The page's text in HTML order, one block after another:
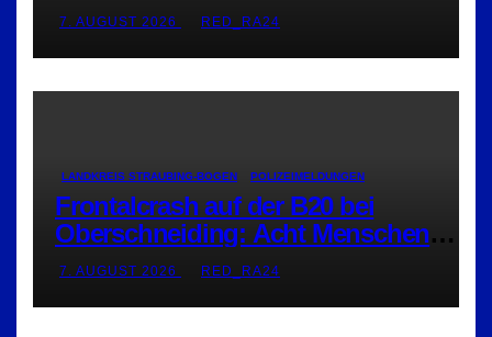
7. AUGUST 2026 RED_RA24
LANDKREIS STRAUBING-BOGEN POLIZEIMELDUNGEN
Frontalcrash auf der B20 bei
Oberschneiding: Acht Menschen
verletzt
7. AUGUST 2026 RED_RA24